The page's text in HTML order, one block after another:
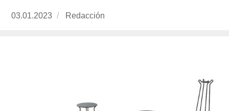
Publicado
03.01.2023 https://www.experimenta.es/author/redaccion/
Redacción